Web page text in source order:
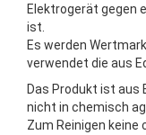
Elektrogerät gegen
ist.
Es werden
verwendet die aus
Das Produkt ist aus
nicht in chemisch
Zum Reinigen